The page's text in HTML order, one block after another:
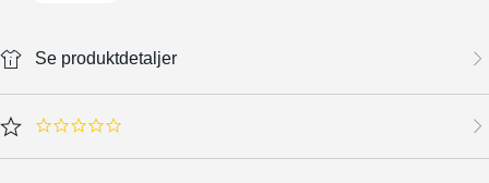
Se produktdetaljer
0.0 star rating